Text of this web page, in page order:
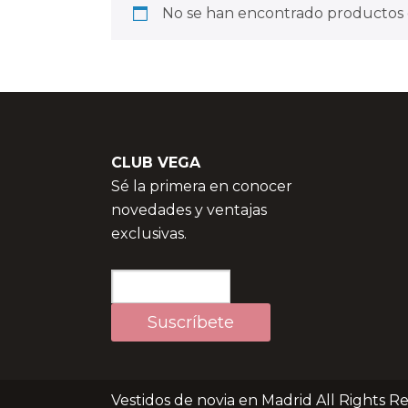
No se han encontrado
CLUB VEGA
Sé la primera en conocer
novedades y ventajas
exclusivas.
Vestidos de novia en Madrid All Rights